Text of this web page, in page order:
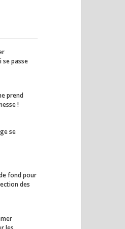
se passe
prend
!
se
fond pour
des